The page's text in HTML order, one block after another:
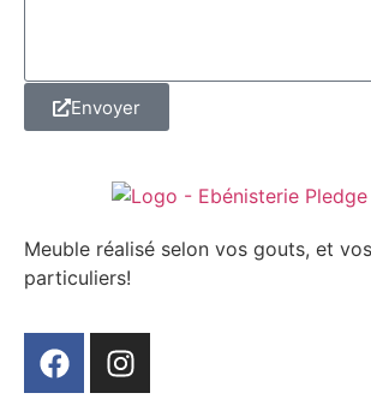
Envoyer
Meuble réalisé selon vos gouts, et
particuliers!